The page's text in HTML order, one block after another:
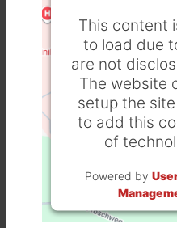
This content
to load due
are not
The website
setup the
to add this
of
Powered by